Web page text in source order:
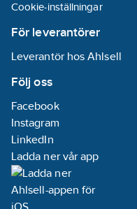
Cookie-inställningar
För leverantörer
Leverantör hos Ahlsell
Följ oss
Facebook
Instagram
LinkedIn
Ladda ner vår app